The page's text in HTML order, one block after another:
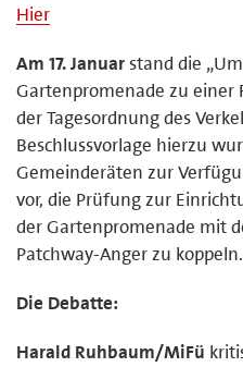
Hier
Am 17. Januar stand die
Gartenpromenade zu einer
der Tagesordnung des
Beschlussvorlage hierzu
Gemeinderäten zur
vor, die Prüfung zur
der Gartenpromenade mit
Patchway-Anger zu koppeln.
Die Debatte:
Harald Ruhbaum/MiFü